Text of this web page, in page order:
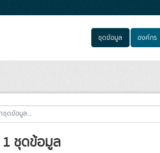
ชุดข้อมูล องค์กร
ชุดข้อมูล